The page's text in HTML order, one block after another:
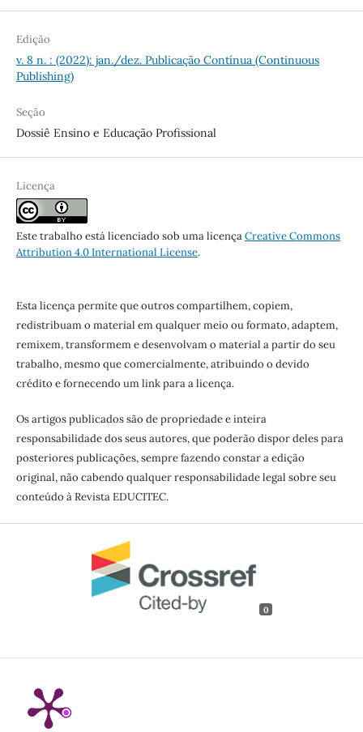
Edição
v. 8 n. : (2022): jan./dez. Publicação Contínua (Continuous
Publishing)
Seção
Dossiê Ensino e Educação Profissional
Licença
Este trabalho está licenciado sob uma licençaCreative Commons
Attribution 4.0 International License.
Esta licença permite que outros compartilhem, copiem,
redistribuam o material em qualquer meio ou formato, adaptem,
remixem, transformem e desenvolvam o material a partir do seu
trabalho, mesmo que comercialmente, atribuindo o devido
crédito e fornecendo um link para a licença.
Os artigos publicados são de propriedade e inteira
responsabilidade dos seus autores, que poderão dispor deles para
posteriores publicações, sempre fazendo constar a edição
original, não cabendo qualquer responsabilidade legal sobre seu
conteúdo à Revista EDUCITEC.
0